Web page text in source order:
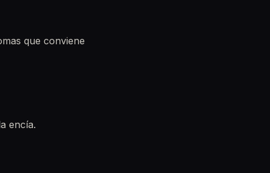
que conviene
encía.